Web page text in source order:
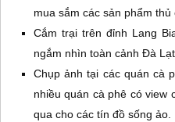
mua sắm các sản phẩm thủ
Cắm trại trên đỉnh Lang
ngắm nhìn toàn cảnh Đà
Chụp ảnh tại các quán cà
nhiều quán cà phê có view
qua cho các tín đồ sống ảo.